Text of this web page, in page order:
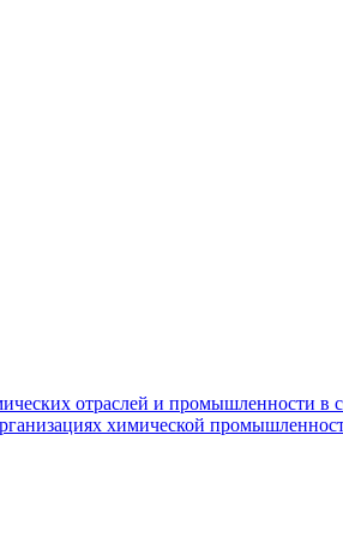
отраслей и промышленности в
химической